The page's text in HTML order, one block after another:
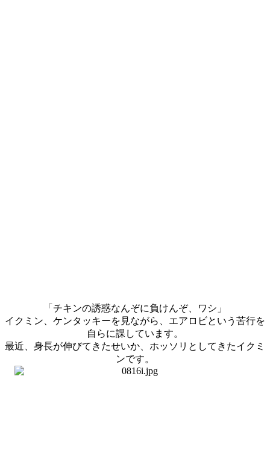
「チキンの誘惑なんぞに負けんぞ、ワシ」
イクミン、ケンタッキーを見ながら、エアロビという苦行を
自らに課しています。
最近、身長が伸びてきたせいか、ホッソリとしてきたイクミ
ンです。